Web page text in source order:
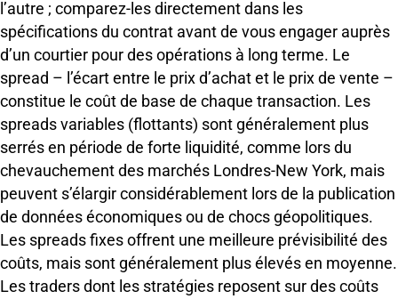
l’autre ; comparez-les directement dans les
spécifications du contrat avant de vous engager auprès
d’un courtier pour des opérations à long terme. Le
spread – l’écart entre le prix d’achat et le prix de vente –
constitue le coût de base de chaque transaction. Les
spreads variables (flottants) sont généralement plus
serrés en période de forte liquidité, comme lors du
chevauchement des marchés Londres-New York, mais
peuvent s’élargir considérablement lors de la publication
de données économiques ou de chocs géopolitiques.
Les spreads fixes offrent une meilleure prévisibilité des
coûts, mais sont généralement plus élevés en moyenne.
Les traders dont les stratégies reposent sur des coûts